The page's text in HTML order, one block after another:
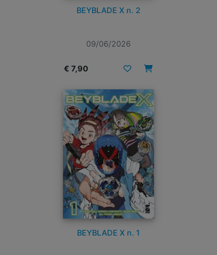
BEYBLADE X n. 2
09/06/2026
€ 7,90
BEYBLADE X n. 1